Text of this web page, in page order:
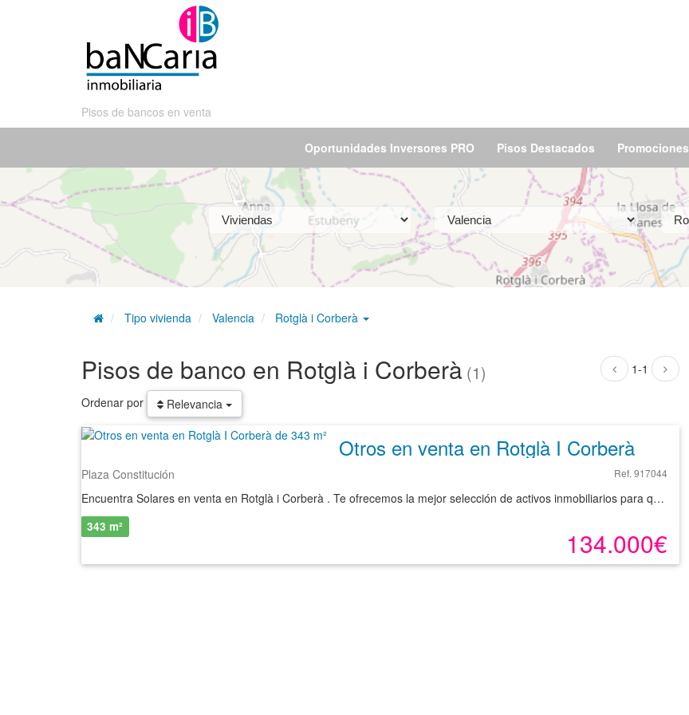
Pisos de bancos en venta
Oportunidades Inversores PRO Pisos Destacados Promociones
Tipo vivienda Valencia Rotglà i Corberà
1-1
Pisos de banco en Rotglà i Corberà (1)
Ordenar por Relevancia
Plaza Constitución Ref. 917044
Encuentra Solares en venta en Rotglà i Corberà . Te ofrecemos la mejor selección de activos inmobiliarios para que pongas en marcha todos tus proyectos. Amplio solar urbano en excelente ubicación. La propiedad cuenta con un acceso seguro a través de un portón metálico y un cerramiento perimetral de obra en buen estado. Con una superficie mayormente pavimentada, el solar ofrece múltiples posibilidades de construcción o aprovechamiento como zona de almacenaje, aparcamiento o espacio comercial. Todo tipo de Solares en Rotglà i Corberà. Esta publicación se realiza a instancias de un Comercializador de SOLVIA. SOLVIA no participa de la intermediación, ni se responsabiliza de la veracidad de los datos e información publicada a instancias del Comercializador.
134.000€
343 m²